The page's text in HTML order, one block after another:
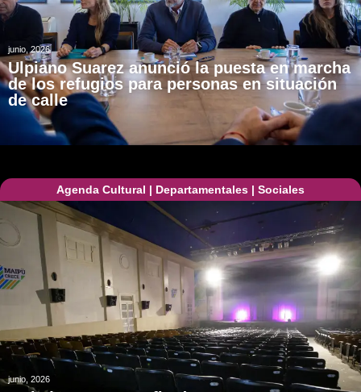
junio, 2026
Ulpiano Suarez anunció la puesta en marcha
de los refugios para personas en situación
de calle
Agenda Cultural | Departamentales | Sociales
junio, 2026